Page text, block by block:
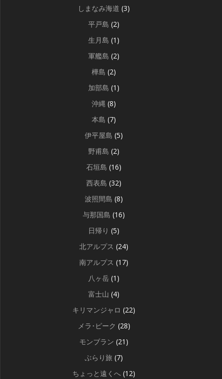
しまなみ海道 (3)
平戸島 (2)
生月島 (1)
軍艦島 (2)
樺島 (2)
加部島 (1)
沖縄 (8)
本島 (7)
伊平屋島 (5)
野甫島 (2)
石垣島 (16)
西表島 (32)
波照間島 (8)
与那国島 (16)
日帰り (5)
北アルプス (24)
南アルプス (17)
八ヶ岳 (1)
富士山 (4)
キリマンジャロ (22)
メラ･ピーク (28)
モンブラン (21)
ぶらり旅 (7)
ちょっと遠くへ (12)